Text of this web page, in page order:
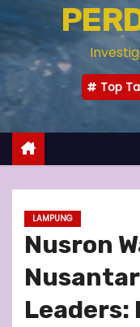
Top
LAMPUNG
Nusron
Leaders: